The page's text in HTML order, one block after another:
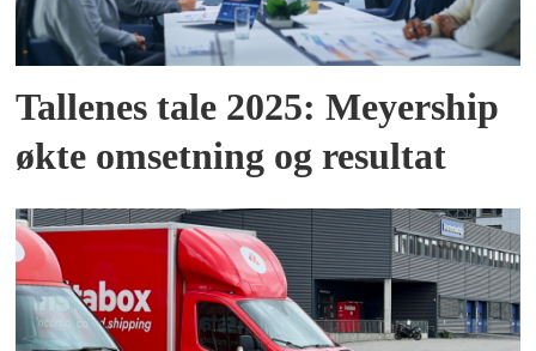
Tallenes tale 2025: Meyership
økte omsetning og resultat